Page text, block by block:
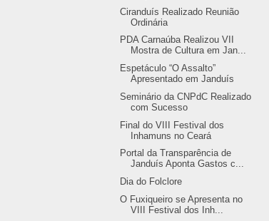
Ciranduís Realizado Reunião
Ordinária
PDA Carnaúba Realizou VII
Mostra de Cultura em Jan...
Espetáculo “O Assalto”
Apresentado em Janduís
Seminário da CNPdC Realizado
com Sucesso
Final do VIII Festival dos
Inhamuns no Ceará
Portal da Transparência de
Janduís Aponta Gastos c...
Dia do Folclore
O Fuxiqueiro se Apresenta no
VIII Festival dos Inh...